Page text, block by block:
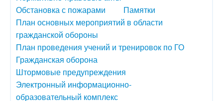
Обстановка с пожарами
Памятки
План основных мероприятий в области
гражданской обороны
План проведения учений и тренировок по ГО
Гражданская оборона
Штормовые предупреждения
Электронный информационно-
образовательный комплекс